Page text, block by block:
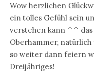
Wow herzlichen
ein tolles Gefühl sein
verstehen kann ^^ das
Oberhammer, natürlich
so weiter dann feiern
Dreijähriges!